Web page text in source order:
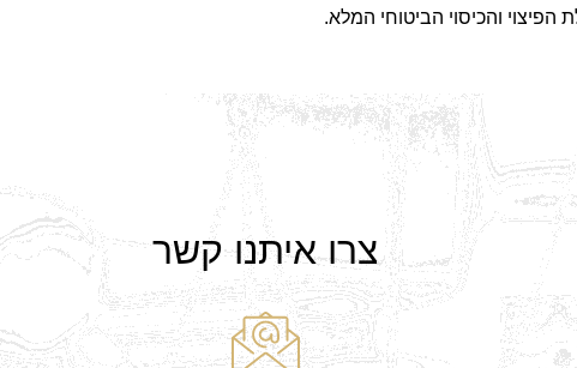
והכיסוי הביטוחי המלא.
צרו איתנו קשר